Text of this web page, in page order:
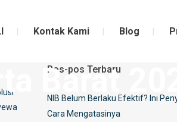
Kontak Kami Blog
Barat
Pos-pos Terbaru
NIB Belum Berlaku Efektif? Ini
Cara Mengatasinya